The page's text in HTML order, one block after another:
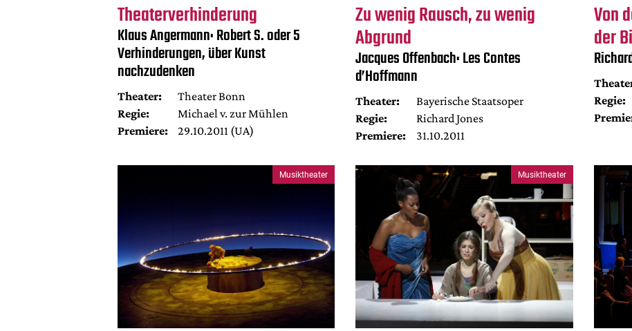
Theaterverhinderung
Klaus Angermann: Robert S. oder 5
Verhinderungen, über Kunst
nachzudenken
Theater:
Theater Bonn
Regie:
Michael v. zur Mühlen
Premiere:
29.10.2011 (UA)
Zu wenig Rausch, zu wenig
Abgrund
Jacques Offenbach: Les Contes
d’Hoffmann
Theater:
Bayerische Staatsoper
Regie:
Richard Jones
Premiere:
31.10.2011
Von
der
Regie:
Musiktheater Musiktheater